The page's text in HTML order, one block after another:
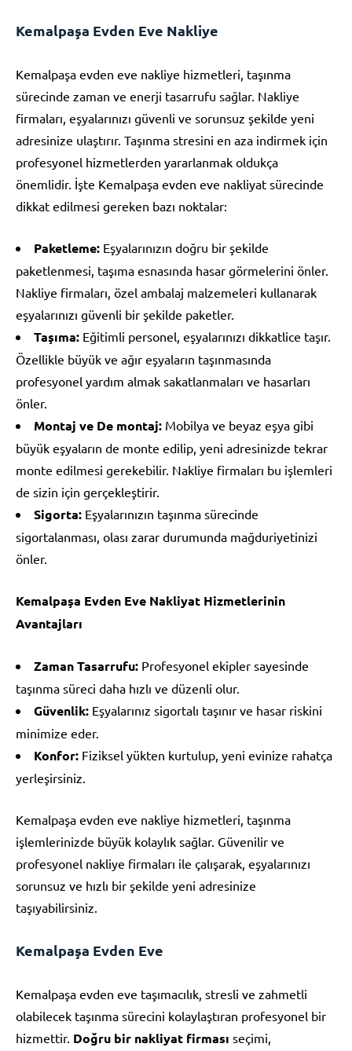
Kemalpaşa Evden Eve Nakliye
Kemalpaşa evden eve nakliye hizmetleri, taşınma
sürecinde zaman ve enerji tasarrufu sağlar. Nakliye
firmaları, eşyalarınızı güvenli ve sorunsuz şekilde yeni
adresinize ulaştırır. Taşınma stresini en aza indirmek için
profesyonel hizmetlerden yararlanmak oldukça
önemlidir. İşte Kemalpaşa evden eve nakliyat sürecinde
dikkat edilmesi gereken bazı noktalar:
Paketleme: Eşyalarınızın doğru bir şekilde
paketlenmesi, taşıma esnasında hasar görmelerini önler.
Nakliye firmaları, özel ambalaj malzemeleri kullanarak
eşyalarınızı güvenli bir şekilde paketler.
Taşıma: Eğitimli personel, eşyalarınızı dikkatlice taşır.
Özellikle büyük ve ağır eşyaların taşınmasında
profesyonel yardım almak sakatlanmaları ve hasarları
önler.
Montaj ve De montaj: Mobilya ve beyaz eşya gibi
büyük eşyaların de monte edilip, yeni adresinizde tekrar
monte edilmesi gerekebilir. Nakliye firmaları bu işlemleri
de sizin için gerçekleştirir.
Sigorta: Eşyalarınızın taşınma sürecinde
sigortalanması, olası zarar durumunda mağduriyetinizi
önler.
Kemalpaşa Evden Eve Nakliyat Hizmetlerinin
Avantajları
Zaman Tasarrufu: Profesyonel ekipler sayesinde
taşınma süreci daha hızlı ve düzenli olur.
Güvenlik: Eşyalarınız sigortalı taşınır ve hasar riskini
minimize eder.
Konfor: Fiziksel yükten kurtulup, yeni evinize rahatça
yerleşirsiniz.
Kemalpaşa evden eve nakliye hizmetleri, taşınma
işlemlerinizde büyük kolaylık sağlar. Güvenilir ve
profesyonel nakliye firmaları ile çalışarak, eşyalarınızı
sorunsuz ve hızlı bir şekilde yeni adresinize
taşıyabilirsiniz.
Kemalpaşa Evden Eve
Kemalpaşa evden eve taşımacılık, stresli ve zahmetli
olabilecek taşınma sürecini kolaylaştıran profesyonel bir
hizmettir. Doğru bir nakliyat firması seçimi,